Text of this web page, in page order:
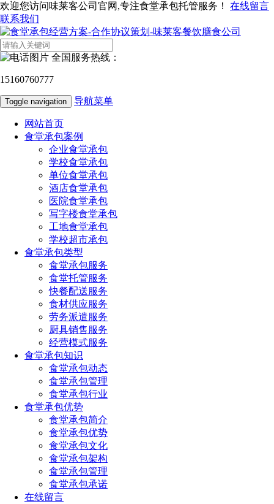
欢迎您访问味莱客公司官网,专注食堂承包托管服务！
在线留言
联系我们
全国服务热线：
15160760777
Toggle navigation 导航菜单
网站首页
食堂承包案例
企业食堂承包
学校食堂承包
单位食堂承包
酒店食堂承包
医院食堂承包
写字楼食堂承包
工地食堂承包
学校超市承包
食堂承包类型
食堂承包服务
食堂托管服务
快餐配送服务
食材供应服务
劳务派遣服务
厨具销售服务
经营模式服务
食堂承包知识
食堂承包动态
食堂承包管理
食堂承包行业
食堂承包优势
食堂承包简介
食堂承包优势
食堂承包文化
食堂承包架构
食堂承包管理
食堂承包承诺
在线留言